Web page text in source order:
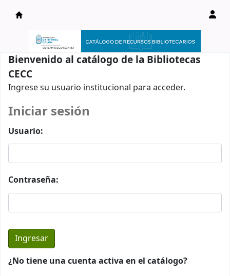
Catálogo en línea
Bienvenido al catálogo de la Bibliotecas
CECC
Ingrese su usuario institucional para acceder.
Iniciar sesión
Usuario:
Contraseña:
¿No tiene una cuenta activa en el catálogo?